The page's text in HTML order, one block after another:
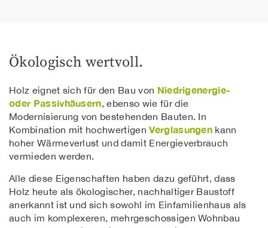
Ökologisch wertvoll.
Holz eignet sich für den Bau von Niedrigenergie-
oder Passivhäusern, ebenso wie für die
Modernisierung von bestehenden Bauten. In
Kombination mit hochwertigenVerglasungen kann
hoher Wärmeverlust und damit Energieverbrauch
vermieden werden.
Alle diese Eigenschaften haben dazu geführt, dass
Holz heute als ökologischer, nachhaltiger Baustoff
anerkannt ist und sich sowohl im Einfamilienhaus als
auch im komplexeren, mehrgeschossigen Wohnbau